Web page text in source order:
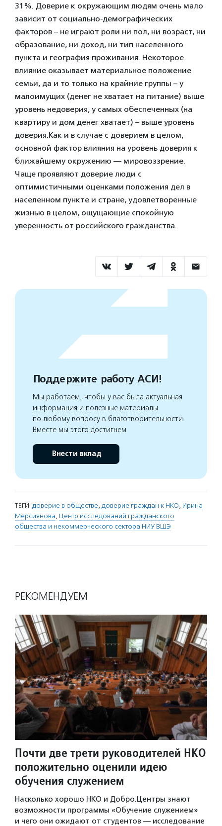
31%. Доверие к окружающим людям очень мало
зависит от социально-демографических
факторов – не играют роли ни пол, ни возраст, ни
образование, ни доход, ни тип населенного
пункта и география проживания. Некоторое
влияние оказывает материальное положение
семьи, да и то только на крайние группы – у
малоимущих (денег не хватает на питание) выше
уровень недоверия, у самых обеспеченных (на
квартиру и дом денег хватает) – выше уровень
доверия.Как и в случае с доверием в целом,
основной фактор влияния на уровень доверия к
ближайшему окружению — мировоззрение.
Чаще проявляют доверие люди с
оптимистичными оценками положения дел в
населенном пункте и стране, удовлетворенные
жизнью в целом, ощущающие спокойную
уверенность от российского гражданства.
Поддержите работу АСИ!
Мы работаем, чтобы у вас была актуальная
информация и полезные материалы
по любому вопросу в благотворительности.
Вместе мы этого достигнем
Внести вклад
ТЕГИ: доверие в обществе, доверие граждан к НКО, Ирина
Мерсиянова, Центр исследований гражданского
общества и некоммерческого сектора НИУ ВШЭ
РЕКОМЕНДУЕМ
Почти две трети руководителей НКО
положительно оценили идею
обучения служением
Насколько хорошо НКО и Добро.Центры знают
возможности программы «Обучение служением»
и чего они ожидают от студентов — исследование